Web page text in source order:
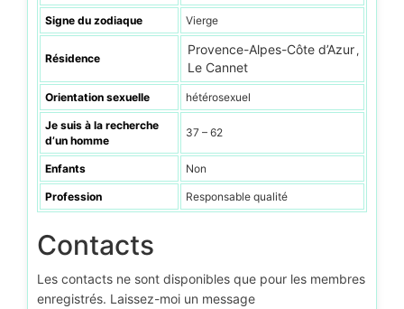
Signe du zodiaque Vierge
Résidence
Provence-Alpes-Côte d’Azur ,
Le Cannet
Orientation sexuelle hétérosexuel
Je suis à la recherche
d’un homme
37 – 62
Enfants Non
Profession Responsable qualité
Contacts
Les contacts ne sont disponibles que pour les membres
enregistrés. Laissez-moi un message